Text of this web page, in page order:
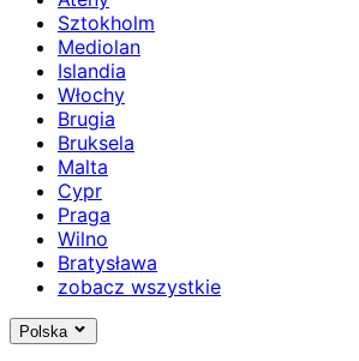
Sztokholm
Mediolan
Islandia
Włochy
Brugia
Bruksela
Malta
Cypr
Praga
Wilno
Bratysława
zobacz wszystkie
Polska